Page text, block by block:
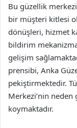
Bu güzellik
bir müşteri kitlesi
dönüşleri, hizmet
bildirim
gelişim
prensibi, Anka
pekiştirmektedir.
Merkezi’nin
koymaktadır.